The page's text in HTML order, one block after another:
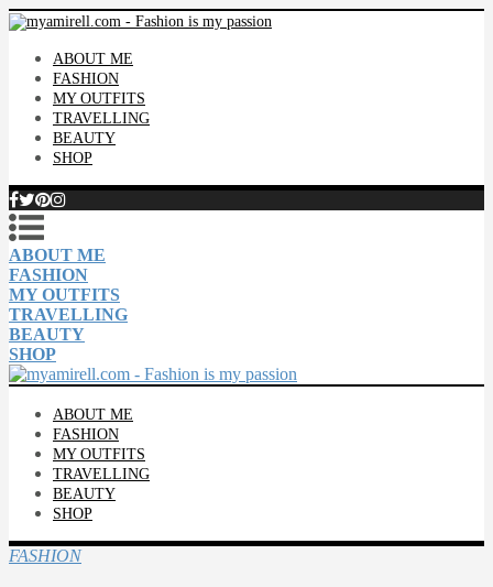
ABOUT ME
FASHION
MY OUTFITS
TRAVELLING
BEAUTY
SHOP
ABOUT ME
FASHION
MY OUTFITS
TRAVELLING
BEAUTY
SHOP
ABOUT ME
FASHION
MY OUTFITS
TRAVELLING
BEAUTY
SHOP
FASHION